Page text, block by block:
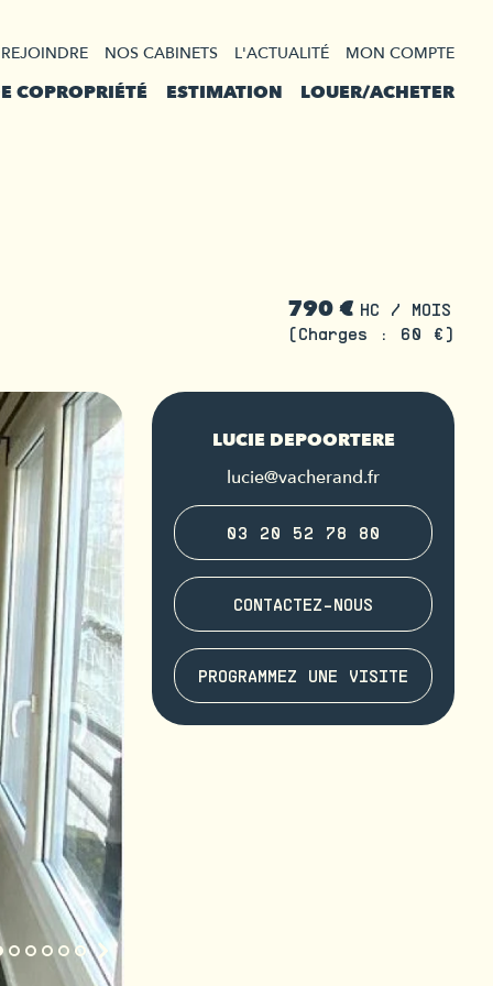
NOS CABINETS L'ACTUALITÉ MON COMPTE
COPROPRIÉTÉ ESTIMATION LOUER/ACHETER
790 € HC / MOIS
(Charges : 60 €)
LUCIE DEPOORTERE
lucie@vacherand.fr
03 20 52 78 80
CONTACTEZ-NOUS
PROGRAMMEZ UNE VISITE